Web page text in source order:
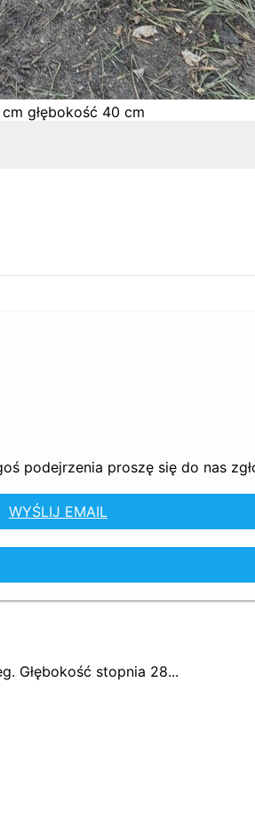
podejrzenia proszę się do nas
WYŚLIJ EMAIL
Głębokość stopnia 28...